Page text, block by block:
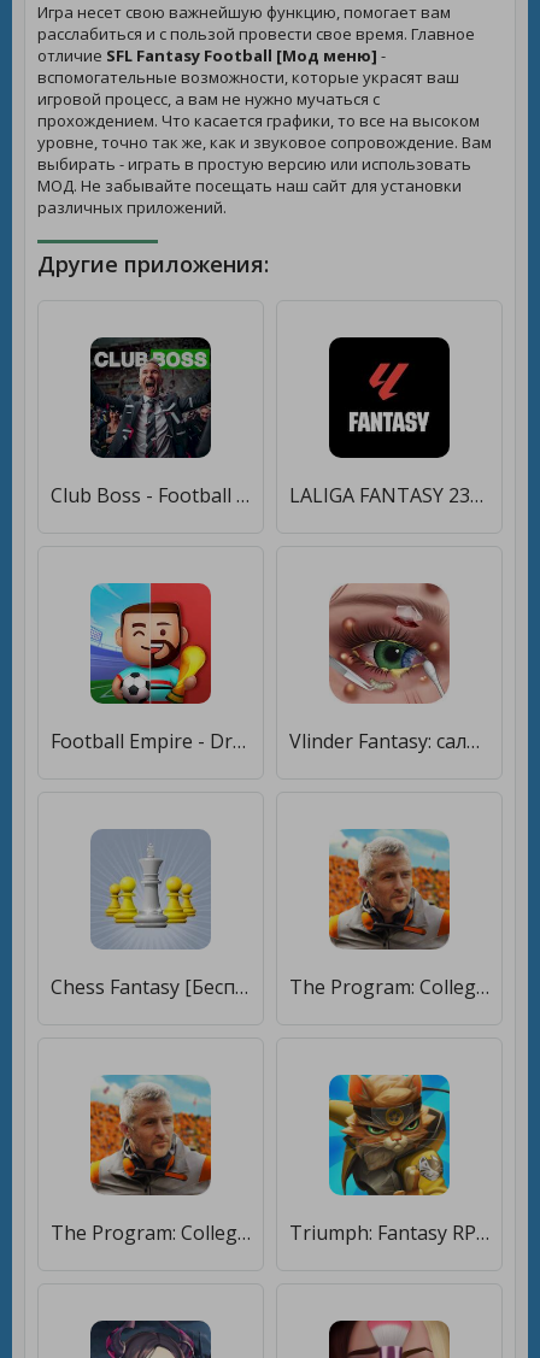
Игра несет свою важнейшую функцию, помогает вам
расслабиться и с пользой провести свое время. Главное
отличие SFL Fantasy Football [Мод меню] -
вспомогательные возможности, которые украсят ваш
игровой процесс, а вам не нужно мучаться с
прохождением. Что касается графики, то все на высоком
уровне, точно так же, как и звуковое сопровождение. Вам
выбирать - играть в простую версию или использовать
МОД. Не забывайте посещать наш сайт для установки
различных приложений.
Другие приложения:
Club Boss - Football Game [Мод меню] LALIGA FANTASY 23-24 [Мод меню]
Football Empire - Dream Begins [Мод меню] Vlinder Fantasy: салон красоты [Мод меню]
Chess Fantasy [Бесплатные покупки] The Program: College Football [Бесплатные покупки]
The Program: College Football [Мод меню] Triumph: Fantasy RPG [Мод меню]